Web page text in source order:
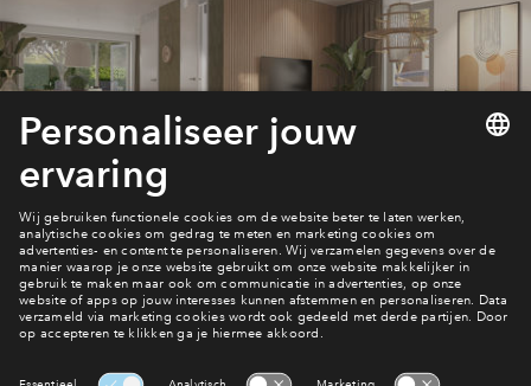
Maak nu je keuze
Woningaanbod